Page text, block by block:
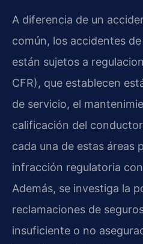
A diferencia de un
común, los accidentes
están sujetos a
CFR), que establecen
de servicio, el
calificación del
cada una de estas áreas
infracción regulatoria
Además, se investiga la
reclamaciones de
insuficiente o no